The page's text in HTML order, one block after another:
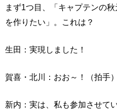
まず1つ目、「キャプテンの
を作りたい」。これは？
生田：実現しました！
賀喜・北川：おお～！（拍手）
新内：実は、私も参加させて